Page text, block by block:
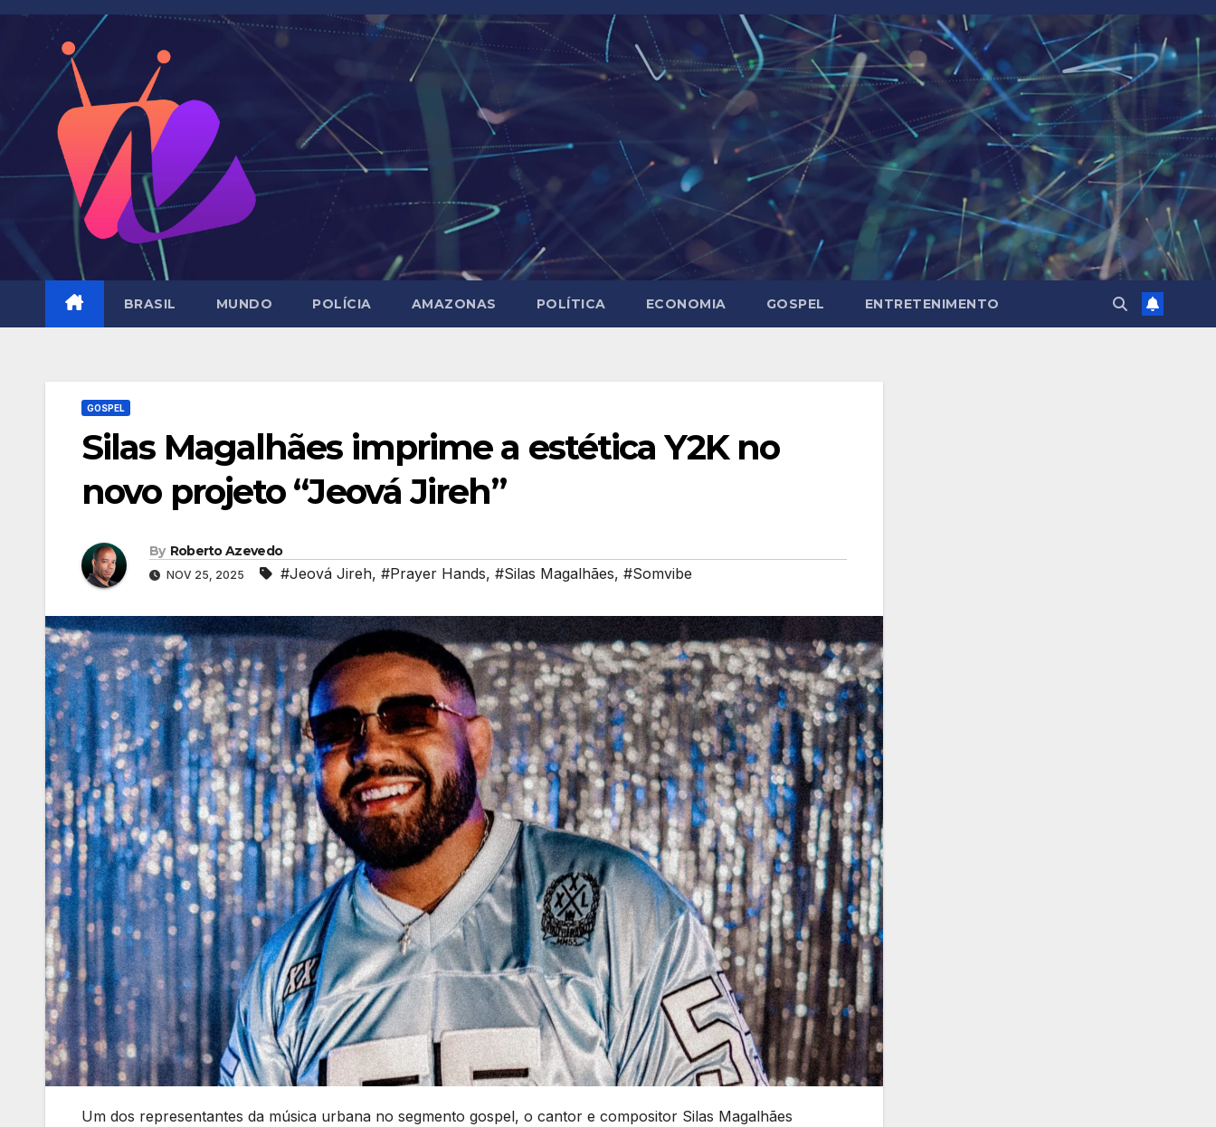
Skip
BRASIL MUNDO POLÍCIA AMAZONAS POLÍTICA ECONOMIA GOSPEL ENTRETENIMENTO
GOSPEL
Silas Magalhães imprime a estética Y2K no
novo projeto “Jeová Jireh”
By Roberto Azevedo
NOV 25, 2025 #Jeová Jireh, #Prayer Hands, #Silas Magalhães, #Somvibe
Um dos representantes da música urbana no segmento gospel, o cantor e compositor Silas Magalhães